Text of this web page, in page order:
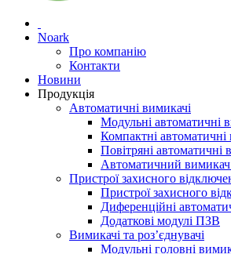
Noark
Про компанію
Контакти
Новини
Продукція
Автоматичні вимикачі
Модульні автоматичні
Компактні автоматичні
Повітряні автоматичні
Автоматичний
Пристрої захисного
Пристрої захисного
Диференційні
Додаткові модулі ПЗВ
Вимикачі та роз’єднувачі
Модульні головні